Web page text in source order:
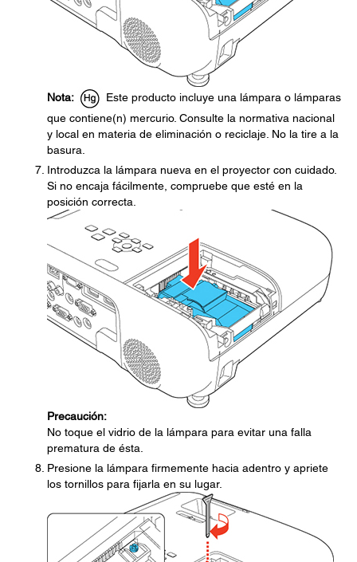
Nota:
Este producto incluye una lámpara o lámparas
que contiene(n) mercurio. Consulte la normativa nacional
y local en materia de eliminación o reciclaje. No la tire a la
basura.
Introduzca la lámpara nueva en el proyector con cuidado.
Si no encaja fácilmente, compruebe que esté en la
posición correcta.
Precaución:
No toque el vidrio de la lámpara para evitar una falla
prematura de ésta.
Presione la lámpara firmemente hacia adentro y apriete
los tornillos para fijarla en su lugar.